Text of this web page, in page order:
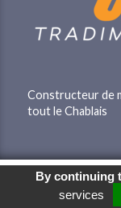
Constructeur de
tout le Chablais
© 2026 Agence Web
Clic And Go
By continuing
services